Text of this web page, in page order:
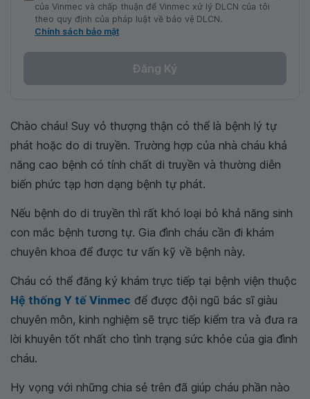
của Vinmec và chấp thuận để Vinmec xử lý DLCN của tôi
theo quy định của pháp luật về bảo vệ DLCN.
Chính sách bảo mật
Đăng Ký
Chào cháu! Suy vỏ thượng thận có thể là bệnh lý tự
phát hoặc do di truyền. Trường hợp của nhà cháu khả
năng cao bệnh có tính chất di truyền và thường diễn
biến phức tạp hơn dạng bệnh tự phát.
Nếu bệnh do di truyền thì rất khó loại bỏ khả năng sinh
con mắc bệnh tương tự. Gia đình cháu cần đi khám
chuyên khoa để được tư vấn kỹ về bệnh này.
Cháu có thể đăng ký khám trực tiếp tại bệnh viện thuộc
Hệ thống Y tế Vinmec để được đội ngũ bác sĩ giàu
chuyên môn, kinh nghiệm sẽ trực tiếp kiểm tra và đưa ra
lời khuyên tốt nhất cho tình trạng sức khỏe của gia đình
cháu.
Hy vọng với những chia sẻ trên đã giúp cháu phần nào